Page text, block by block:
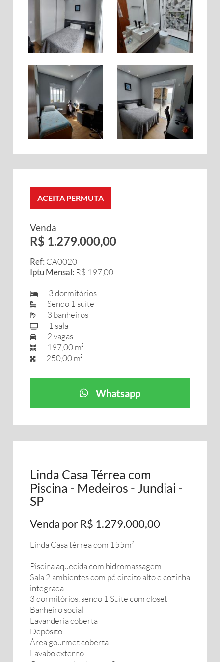
ACEITA PERMUTA
Venda
R$ 1.279.000,00
Ref: CA0020
Iptu Mensal: R$ 197,00
3 dormitórios
Sendo 1 suíte
3 banheiros
1 sala
2 vagas
197,00 m²
250,00 m²
Whatsapp
Linda Casa Térrea com
Piscina - Medeiros - Jundiai -
SP
Venda por R$ 1.279.000,00
Linda Casa térrea com 155m²
Piscina aquecida com hidromassagem
Sala 2 ambientes com pé direito alto e cozinha
integrada
3 dormitórios, sendo 1 Suíte com closet
Banheiro social
Lavanderia coberta
Depósito
Área gourmet coberta
Lavabo externo